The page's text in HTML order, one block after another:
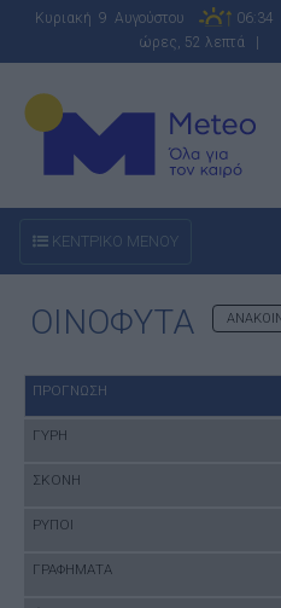
Κυριακή 9 Αυγούστου 06:34
ώρες, 52 λεπτά |
ΚΕΝΤΡΙΚΟ ΜΕΝΟΥ
ΟΙΝΟΦΥΤΑ
ΠΡΟΓΝΩΣΗ
ΓΥΡΗ
ΣΚΟΝΗ
ΡΥΠΟΙ
ΓΡΑΦΗΜΑΤΑ